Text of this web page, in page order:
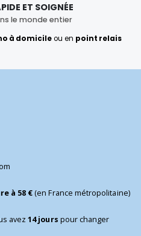
ET SOIGNÉE
le monde entier
à domicileou en point relais
à 58 €(en France métropolitaine)
avez14 jours pour changer